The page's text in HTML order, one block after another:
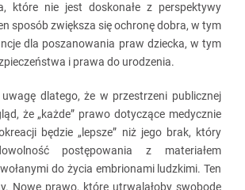
które nie jest doskonałe z perspektywy
sposób zwiększa się ochronę dobra, w tym
dla poszanowania praw dziecka, w tym
i prawa do urodzenia.
dlatego, że w przestrzeni publicznej
że „każde” prawo dotyczące medycznie
będzie „lepsze” niż jego brak, który
postępowania z materiałem
do życia embrionami ludzkimi. Ten
Nowe prawo, które utrwalałoby swobodę